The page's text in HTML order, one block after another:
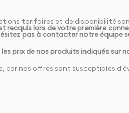
tarifaires et de disponibilité
recquis lors de votre première
pas à contacter notre équipe
les prix de nos produits indiqués sur
car nos offres sont susceptibles